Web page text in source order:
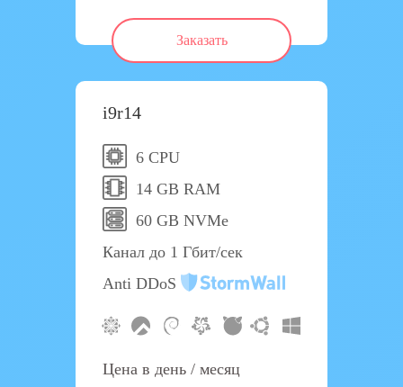
Заказать
i9r14
6 CPU
14 GB RAM
60 GB NVMe
Канал до 1 Гбит/сек
Anti DDoS
Цена в день / месяц